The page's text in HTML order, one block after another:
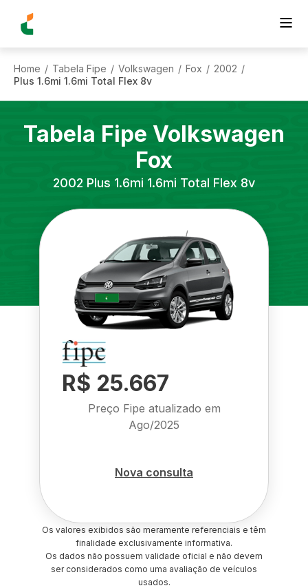
Home / Tabela Fipe / Volkswagen / Fox / 2002 /
Plus 1.6mi 1.6mi Total Flex 8v
Tabela Fipe Volkswagen
Fox
2002 Plus 1.6mi 1.6mi Total Flex 8v
R$ 25.667
Preço Fipe atualizado em
Ago/2025
Nova consulta
Os valores exibidos são meramente referenciais e têm
finalidade exclusivamente informativa.
Os dados não possuem validade oficial e não devem
ser considerados como uma avaliação de veículos
usados.